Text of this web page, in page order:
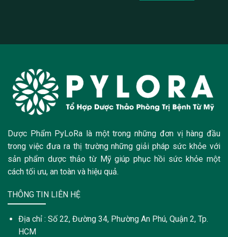
Dược Phẩm PyLoRa là một trong những đơn vị hàng đầu
trong việc đưa ra thị trường những giải pháp sức khỏe với
sản phẩm dược thảo từ Mỹ giúp phục hồi sức khỏe một
cách tối ưu, an toàn và hiệu quả.
THÔNG TIN LIÊN HỆ
Địa chỉ : Số 22, Đường 34, Phường An Phú, Quận 2, Tp.
HCM